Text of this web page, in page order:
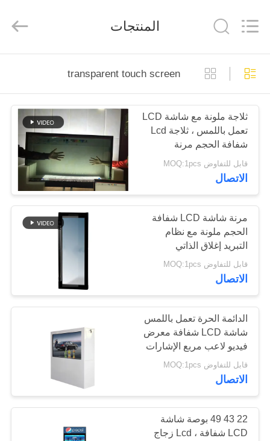
الصفحة
الرئيسية
منتجات
معلومات
جولة
المعمل
مراقبة
الجودة
اتصل
أخبار
Display
Technology
Rights
المنتجات
transparent touch screen
ثلاجة ملونة مع شاشة LCD
تعمل باللمس ، ثلاجة Lcd
شفافة الحجم مرنة
قابل للتفاوض MOQ:1pcs
الاتصال
مرنة شاشة LCD شفافة
الحجم ملونة مع نظام
التبريد إغلاق الذاتي
قابل للتفاوض MOQ:1pcs
الاتصال
الدائمة الحرة تعمل باللمس
شاشة LCD شفافة معرض
فيديو لاعب مربع الإشارات
الرقمية
قابل للتفاوض MOQ:1pcs
الاتصال
22 43 49 بوصة شاشة
LCD شفافة ، Lcd زجاج